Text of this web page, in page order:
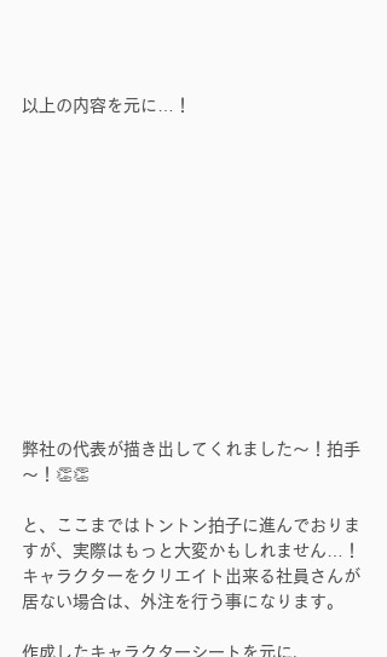
以上の内容を元に…！
弊社の代表が描き出してくれました～！拍手
～！👏👏
と、ここまではトントン拍子に進んでおりま
すが、実際はもっと大変かもしれません…！
キャラクターをクリエイト出来る社員さんが
居ない場合は、外注を行う事になります。
作成したキャラクターシートを元に、